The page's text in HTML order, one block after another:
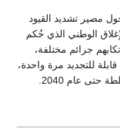
مصير تشديد القيود
الوطني الذي حُكم
جرائم مختلفة،
للتجديد مرة واحدة،
عام 2040.